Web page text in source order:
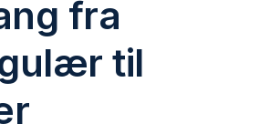
fra
til